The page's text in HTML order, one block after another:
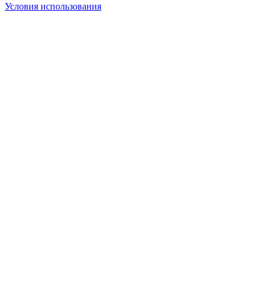
Условия использования